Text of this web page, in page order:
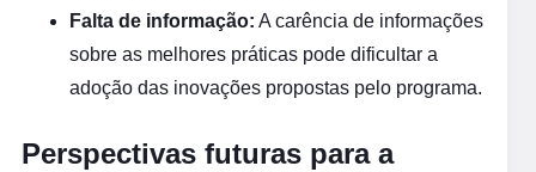
Falta de informação: A carência de informações
sobre as melhores práticas pode dificultar a
adoção das inovações propostas pelo programa.
Perspectivas futuras para a